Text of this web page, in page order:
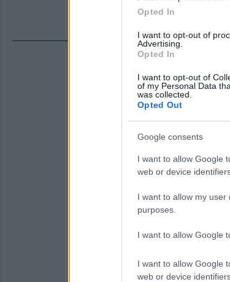
Opted In
I want to opt-out of
Advertising.
Opted In
I want to opt-out of
of my Personal Data
was collected.
Opted Out
Google consents
I want to allow Google
web or device
I want to allow my
purposes.
I want to allow Google
I want to allow Google
web or device